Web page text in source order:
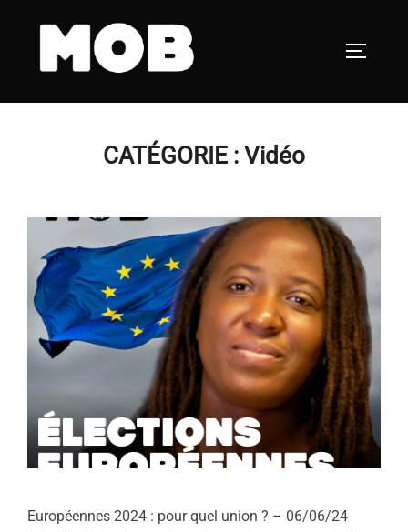
CATÉGORIE : Vidéo
Européennes 2024 : pour quel union ? – 06/06/24